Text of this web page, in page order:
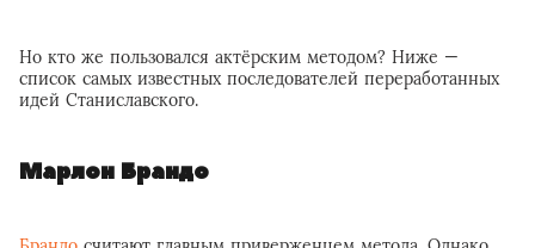
Но кто же пользовался актёрским методом? Ниже —
список самых известных последователей переработанных
идей Станиславского.
Марлон Брандо